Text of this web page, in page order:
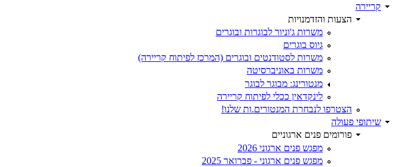
קריירה
הצעות והזדמנויות
משרות ג'וניור לבוגרות ובוגרים
גיוס בוגרים
משרות לסטודנטים ובוגרים (המרכז לפיתוח קריירה)
משרות באוניברסיטה
מנטורינג: מבוגר לבוגר
לינקדאין ככלי לפיתוח קריירה
הצטרפו לנבחרת המנטורים.ות שלנו!
שיתופי פעולה
פורומים פנים ארגוניים
מפגש פנים ארגוני 2026
מפגש פנים ארגוני - פברואר 2025